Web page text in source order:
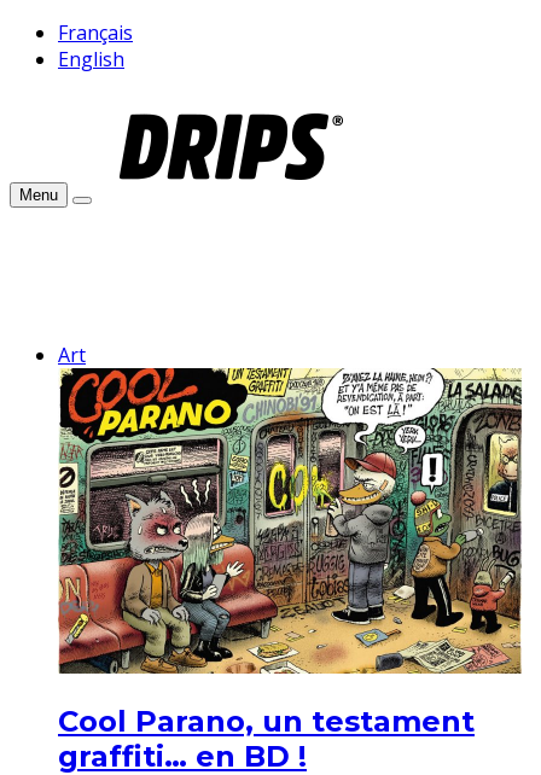
Français
English
Menu
Art
Cool Parano, un testament
graffiti… en BD !